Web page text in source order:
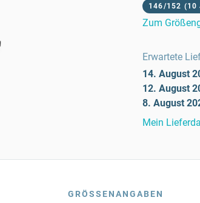
146/152 (10
Zum
Erwartete
14. August
12. August
8. August
Mein
GRÖSSENANGABEN